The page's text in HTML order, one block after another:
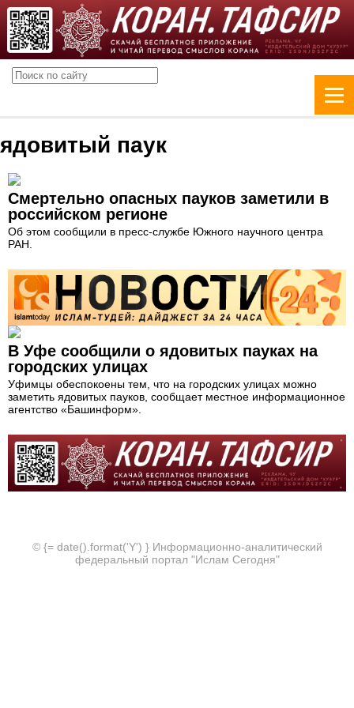
ядовитый паук
Смертельно опасных пауков заметили в
российском регионе
Об этом сообщили в пресс-службе Южного научного центра
РАН.
В Уфе сообщили о ядовитых пауках на
городских улицах
Уфимцы обеспокоены тем, что на городских улицах можно
заметить ядовитых пауков, сообщает местное информационное
агентство «Башинформ».
© {= date().format('Y') } Информационно-аналитический
федеральный портал "Ислам Сегодня"